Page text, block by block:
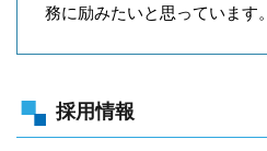
務に励みたいと思っています。
採用情報